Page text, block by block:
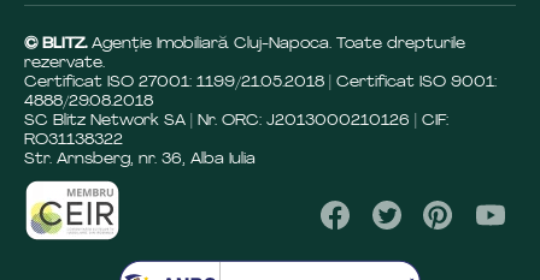
© BLITZ. Agenție Imobiliară Cluj-Napoca. Toate drepturile
rezervate.
Certificat ISO 27001: 1199/21.05.2018 | Certificat ISO 9001:
4888/29.08.2018
SC Blitz Network SA | Nr. ORC: J2013000210126 | CIF:
RO31138322
Str. Arnsberg, nr. 36, Alba Iulia